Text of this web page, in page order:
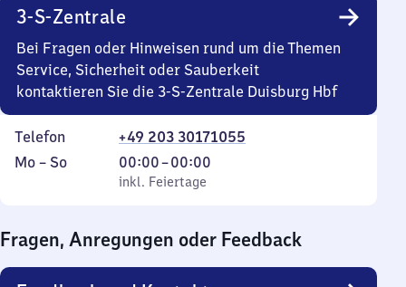
3-S-Zentrale
Bei Fragen oder Hinweisen rund um die Themen
Service, Sicherheit oder Sauberkeit
kontaktieren Sie die 3-S-Zentrale Duisburg Hbf
Telefon
+49 203 30171055
Montag
Mo – So,
inkl. Feiertage
00:00–00:00
Von
0
0
Uhr
inkl. Feiertage
Fragen, Anregungen oder Feedback